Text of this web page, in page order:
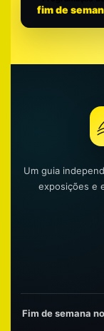
fim de
Um guia
exposições e
Fim de semana